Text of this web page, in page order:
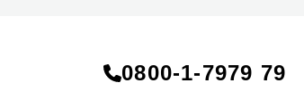
0800‑1‑7979 79